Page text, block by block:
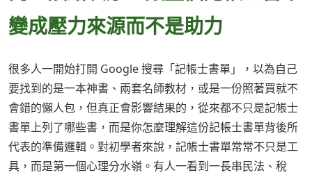
變成壓力來源而不是助力
很多人一開始打開 Google 搜尋「記帳士書單」，以為自己
要找到的是一本神書、兩套名師教材，或是一份照著買就不
會錯的懶人包，但真正會影響結果的，從來都不只是記帳士
書單上列了哪些書，而是你怎麼理解這份記帳士書單背後所
代表的準備邏輯。對初學者來說，記帳士書單常常不只是工
具，而是第一個心理分水嶺。有人一看到一長串民法、稅